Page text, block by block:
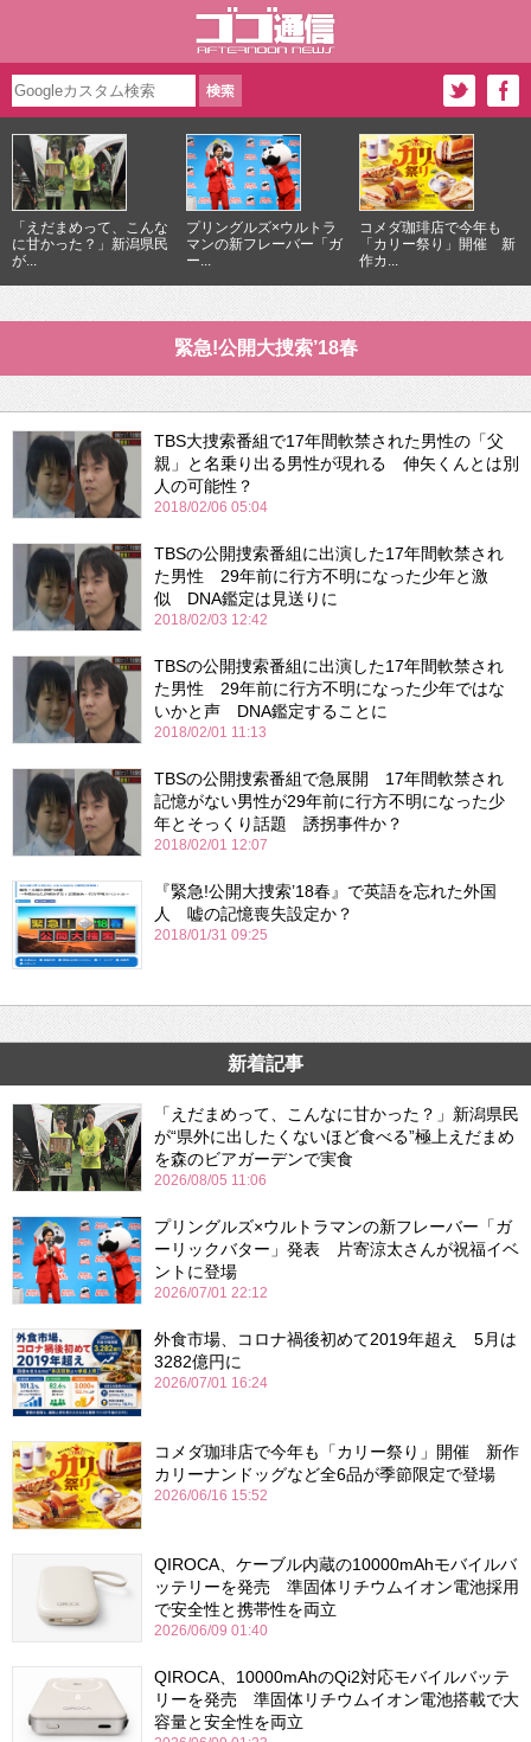
「えだまめって、こんな
に甘かった？」新潟県民
が...
プリングルズ×ウルトラ
マンの新フレーバー「ガ
ー...
コメダ珈琲店で今年も
「カリー祭り」開催 新
作カ...
緊急!公開大捜索’18春
TBS大捜索番組で17年間軟禁された男性の「父
親」と名乗り出る男性が現れる 伸矢くんとは別
人の可能性？
2018/02/06 05:04
TBSの公開捜索番組に出演した17年間軟禁され
た男性 29年前に行方不明になった少年と激
似 DNA鑑定は見送りに
2018/02/03 12:42
TBSの公開捜索番組に出演した17年間軟禁され
た男性 29年前に行方不明になった少年ではな
いかと声 DNA鑑定することに
2018/02/01 11:13
TBSの公開捜索番組で急展開 17年間軟禁され
記憶がない男性が29年前に行方不明になった少
年とそっくり話題 誘拐事件か？
2018/02/01 12:07
『緊急!公開大捜索’18春』で英語を忘れた外国
人 嘘の記憶喪失設定か？
2018/01/31 09:25
新着記事
「えだまめって、こんなに甘かった？」新潟県民
が“県外に出したくないほど食べる”極上えだまめ
を森のビアガーデンで実食
2026/08/05 11:06
プリングルズ×ウルトラマンの新フレーバー「ガ
ーリックバター」発表 片寄涼太さんが祝福イベ
ントに登場
2026/07/01 22:12
外食市場、コロナ禍後初めて2019年超え 5月は
3282億円に
2026/07/01 16:24
コメダ珈琲店で今年も「カリー祭り」開催 新作
カリーナンドッグなど全6品が季節限定で登場
2026/06/16 15:52
QIROCA、ケーブル内蔵の10000mAhモバイルバ
ッテリーを発売 準固体リチウムイオン電池採用
で安全性と携帯性を両立
2026/06/09 01:40
QIROCA、10000mAhのQi2対応モバイルバッテ
リーを発売 準固体リチウムイオン電池搭載で大
容量と安全性を両立